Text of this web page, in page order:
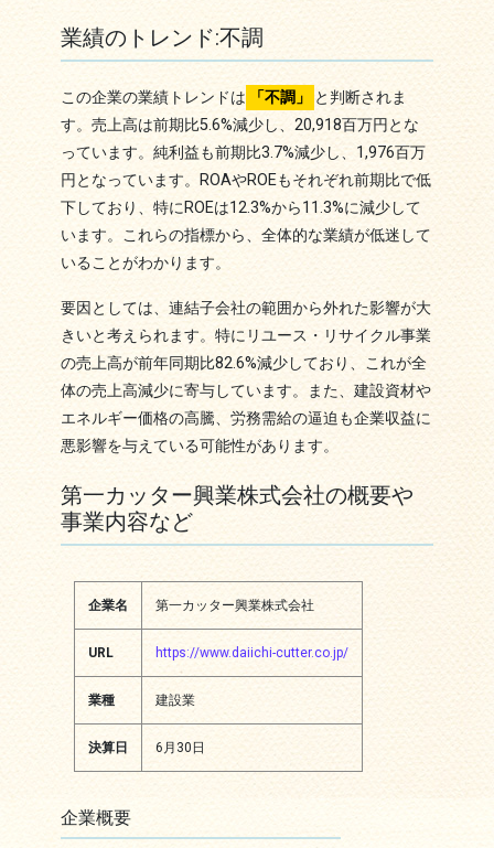
業績のトレンド:不調
この企業の業績トレンドは 「不調」
と判断されま
す。売上高は前期比5.6%減少し、20,918百万円とな
っています。純利益も前期比3.7%減少し、1,976百万
円となっています。ROAやROEもそれぞれ前期比で低
下しており、特にROEは12.3%から11.3%に減少して
います。これらの指標から、全体的な業績が低迷して
いることがわかります。
要因としては、連結子会社の範囲から外れた影響が大
きいと考えられます。特にリユース・リサイクル事業
の売上高が前年同期比82.6%減少しており、これが全
体の売上高減少に寄与しています。また、建設資材や
エネルギー価格の高騰、労務需給の逼迫も企業収益に
悪影響を与えている可能性があります。
第一カッター興業株式会社の概要や
事業内容など
企業名 第一カッター興業株式会社
URL https://www.daiichi-cutter.co.jp/
業種 建設業
決算日 6月30日
企業概要